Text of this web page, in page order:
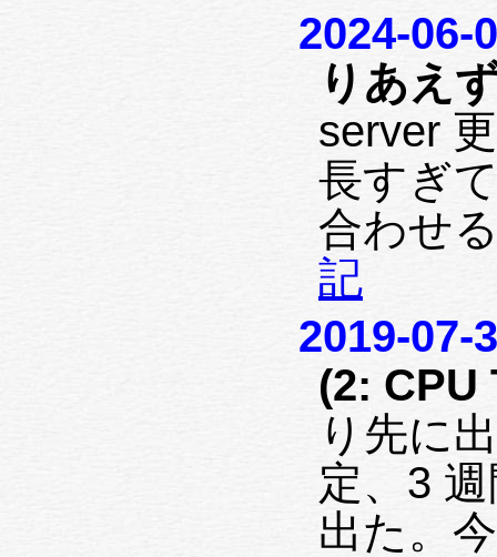
2024-06-
りあえ
server
長すぎ
合わせ
記
2019-07-
(2: CPU
り先に
定、3
出た。